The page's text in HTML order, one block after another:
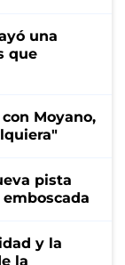
una
que
Moyano,
pista
y la
la